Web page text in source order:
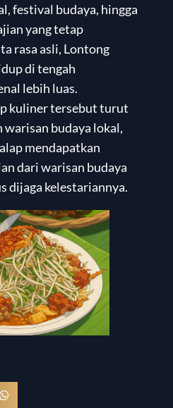
festival budaya, hingga
yang tetap
rasa asli, Lontong
di tengah
lebih luas.
kuliner tersebut turut
budaya lokal,
mendapatkan
dari warisan budaya
dijaga kelestariannya.